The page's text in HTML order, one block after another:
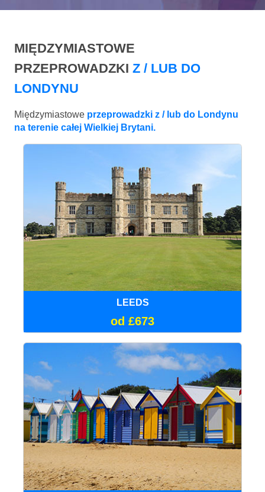
MIĘDZYMIASTOWE
PRZEPROWADZKI Z / LUB DO
LONDYNU
Międzymiastowe przeprowadzki z / lub do Londynu
na terenie całej Wielkiej Brytani.
LEEDS
od £673